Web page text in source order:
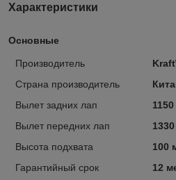
Характеристики
Основные
Производитель
Страна производитель
Вылет задних лап
Вылет передних лап
Высота подхвата
100
Гарантийный срок
12